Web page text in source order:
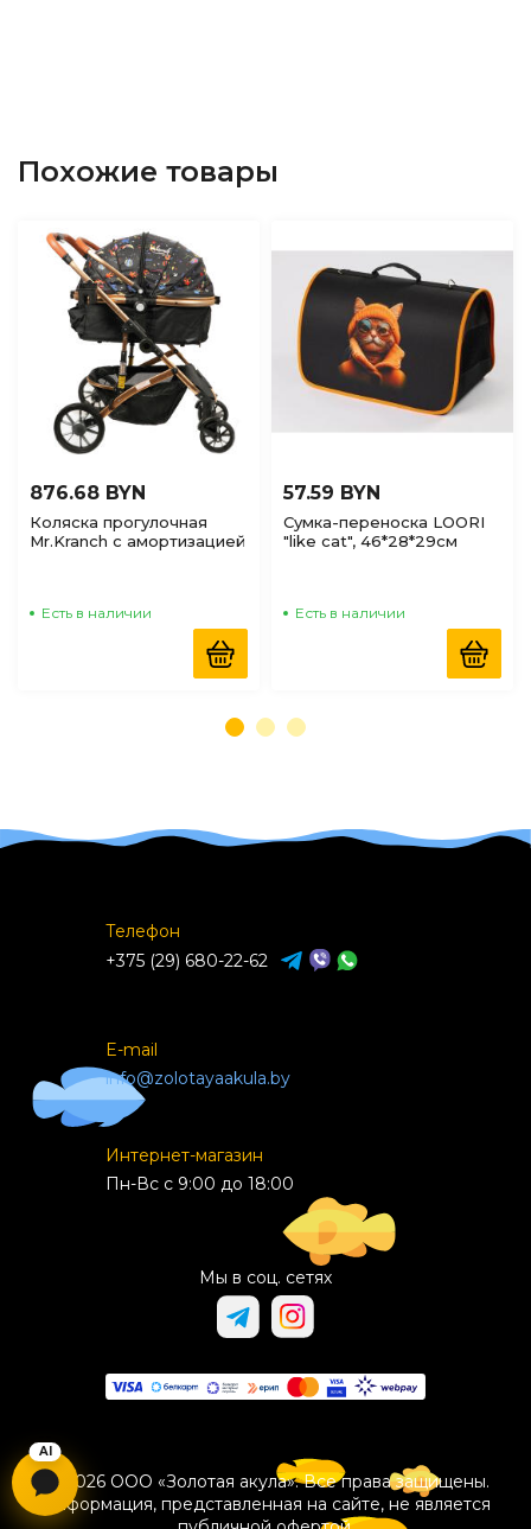
Похожие товары
876.68 BYN
Коляска прогулочная
Mr.Kranch с амортизацией
Есть в наличии
57.59 BYN
Сумка-переноска LOORI
"like cat", 46*28*29см
Есть в наличии
Телефон
+375 (29) 680-22-62
E-mail
info@zolotayaakula.by
Интернет-магазин
Пн-Вс с 9:00 до 18:00
Мы в соц. сетях
© 2026 ООО «Золотая акула». Все права защищены.
Информация, представленная на сайте, не является